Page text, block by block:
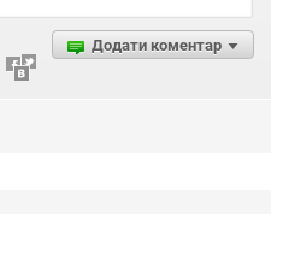
Додати коментар